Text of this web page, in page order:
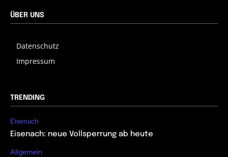
ÜBER UNS
Datenschutz
Impressum
TRENDING
Eisenach
Eisenach: neue Vollsperrung ab heute
Allgemein